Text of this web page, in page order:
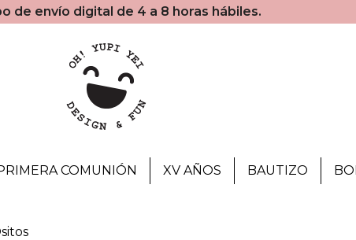
de envío digital de 4 a 8 horas hábiles.
COMUNIÓN XV AÑOS BAUTIZO